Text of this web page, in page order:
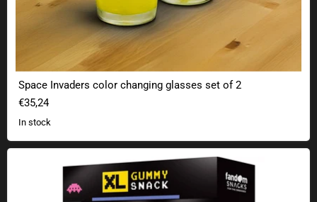
Space Invaders color changing glasses set of 2
€35,24
In stock
Fandom Snacks Space Invaders XL fruit gum (85g)